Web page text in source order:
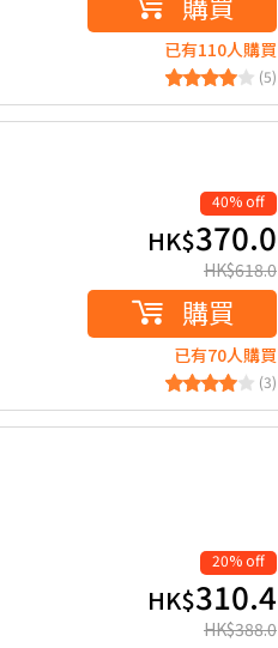
已有110人購買
(5)
40% off
HK$370.0
HK$618.0
購買
已有70人購買
(3)
20% off
HK$310.4
HK$388.0